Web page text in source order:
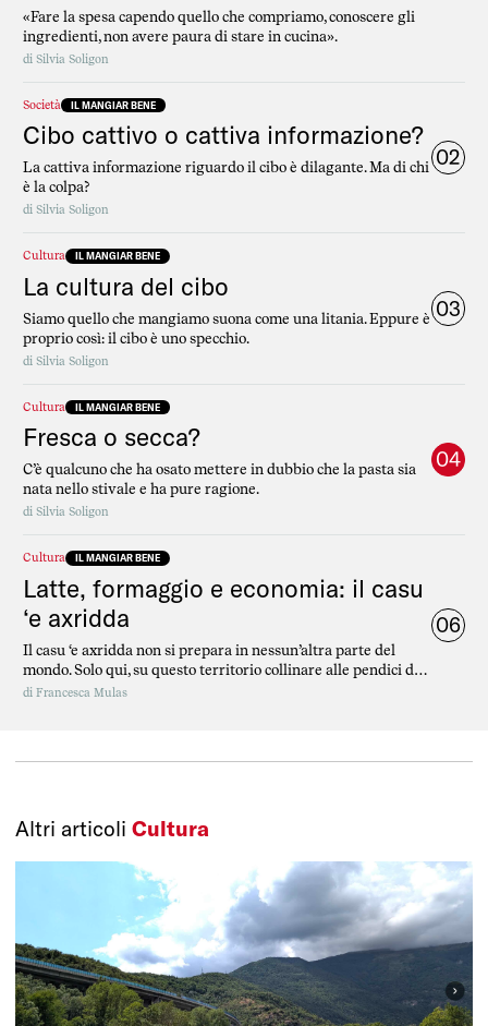
«Fare la spesa capendo quello che compriamo, conoscere gli
ingredienti, non avere paura di stare in cucina».
di Silvia Soligon
Società IL MANGIAR BENE
Cibo cattivo o cattiva informazione?
La cattiva informazione riguardo il cibo è dilagante. Ma di chi
è la colpa?
di Silvia Soligon
02
Cultura IL MANGIAR BENE
La cultura del cibo
Siamo quello che mangiamo suona come una litania. Eppure è
proprio così: il cibo è uno specchio.
di Silvia Soligon
03
Cultura IL MANGIAR BENE
Fresca o secca?
C’è qualcuno che ha osato mettere in dubbio che la pasta sia
nata nello stivale e ha pure ragione.
di Silvia Soligon
04
Cultura IL MANGIAR BENE
Latte, formaggio e economia: il casu
‘e axridda
Il casu ‘e axridda non si prepara in nessun’altra parte del
mondo. Solo qui, su questo territorio collinare alle pendici del
Gennargentu, in Sardegna.
di Francesca Mulas
06
Altri articoli Cultura